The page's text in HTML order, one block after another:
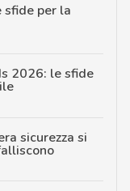
sfide per la
2026: le sfide
sicurezza si